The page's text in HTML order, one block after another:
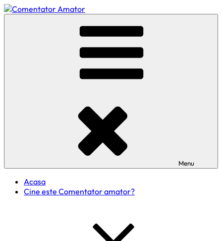
Skip
to
Menu
Acasa
Cine este Comentator amator?